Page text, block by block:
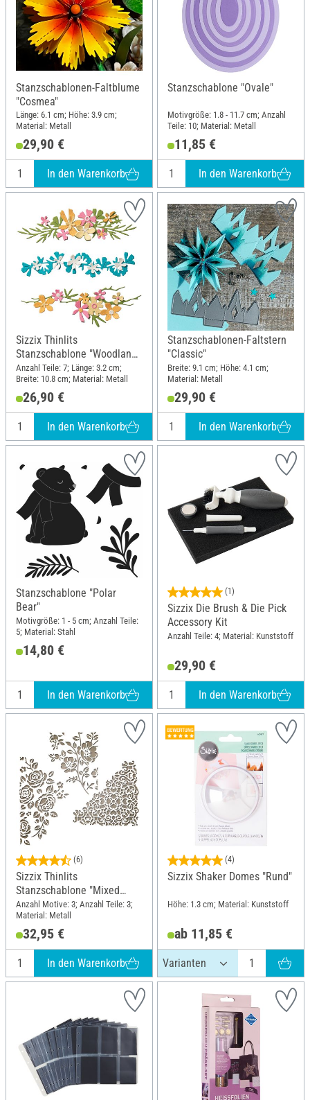
Stanzschablonen-Faltblume
"Cosmea"
Länge: 6.1 cm; Höhe: 3.9 cm;
Material: Metall
29,90 €
In den Warenkorb
Stanzschablone "Ovale"
Motivgröße: 1.8 - 11.7 cm; Anzahl
Teile: 10; Material: Metall
11,85 €
In den Warenkorb
Sizzix Thinlits
Stanzschablone "Woodland
Borders"
Anzahl Teile: 7; Länge: 3.2 cm;
Breite: 10.8 cm; Material: Metall
26,90 €
In den Warenkorb
Stanzschablonen-Faltstern
"Classic"
Breite: 9.1 cm; Höhe: 4.1 cm;
Material: Metall
29,90 €
In den Warenkorb
Stanzschablone "Polar
Bear"
Motivgröße: 1 - 5 cm; Anzahl Teile:
5; Material: Stahl
14,80 €
In den Warenkorb
(1)
Sizzix Die Brush & Die Pick
Accessory Kit
Anzahl Teile: 4; Material: Kunststoff
29,90 €
In den Warenkorb
(6)
Sizzix Thinlits
Stanzschablone "Mixed
Media #5 by Tim Holtz"
Anzahl Motive: 3; Anzahl Teile: 3;
Material: Metall
32,95 €
In den Warenkorb
(4)
Sizzix Shaker Domes "Rund"
Höhe: 1.3 cm; Material: Kunststoff
ab 11,85 €